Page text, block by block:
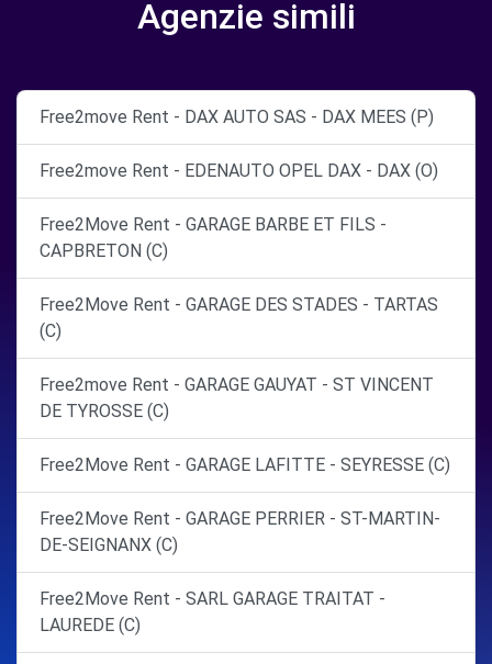
Agenzie simili
Free2move Rent - DAX AUTO SAS - DAX MEES (P)
Free2move Rent - EDENAUTO OPEL DAX - DAX (O)
Free2Move Rent - GARAGE BARBE ET FILS -
CAPBRETON (C)
Free2Move Rent - GARAGE DES STADES - TARTAS
(C)
Free2move Rent - GARAGE GAUYAT - ST VINCENT
DE TYROSSE (C)
Free2Move Rent - GARAGE LAFITTE - SEYRESSE (C)
Free2Move Rent - GARAGE PERRIER - ST-MARTIN-
DE-SEIGNANX (C)
Free2Move Rent - SARL GARAGE TRAITAT -
LAUREDE (C)